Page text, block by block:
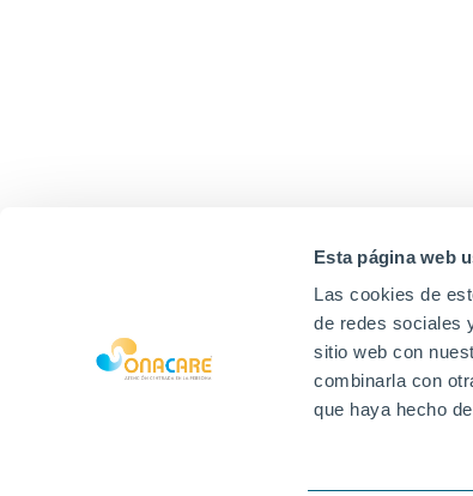
Esta página web
Las cookies de
de redes sociales
sitio web con
combinarla con
que haya hecho